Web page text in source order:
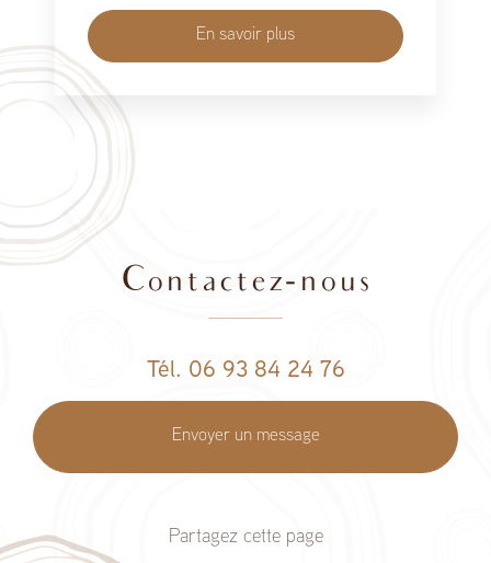
En savoir plus
Contactez-nous
Tél. 06 93 84 24 76
Envoyer un message
Partagez cette page